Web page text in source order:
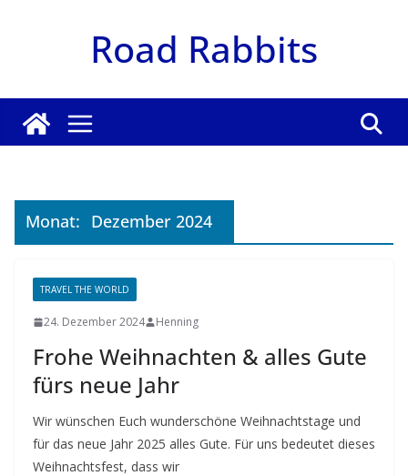
Road Rabbits
Monat: Dezember 2024
TRAVEL THE WORLD
24. Dezember 2024 Henning
Frohe Weihnachten & alles Gute
fürs neue Jahr
Wir wünschen Euch wunderschöne Weihnachtstage und
für das neue Jahr 2025 alles Gute. Für uns bedeutet dieses
Weihnachtsfest, dass wir